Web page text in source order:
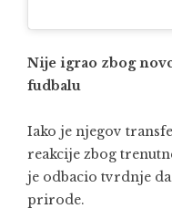
Nije igrao zbog
fudbalu
Iako je njegov
reakcije zbog
je odbacio tvrdnje
prirode.